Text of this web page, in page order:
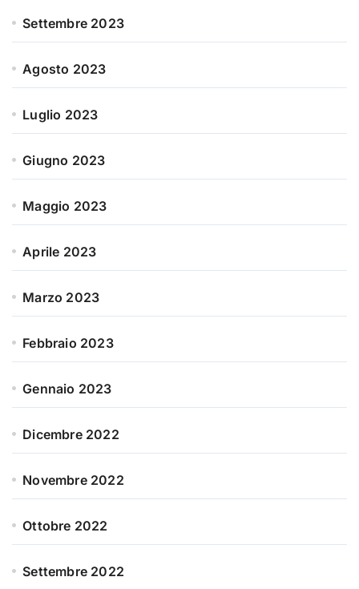
Settembre 2023
Agosto 2023
Luglio 2023
Giugno 2023
Maggio 2023
Aprile 2023
Marzo 2023
Febbraio 2023
Gennaio 2023
Dicembre 2022
Novembre 2022
Ottobre 2022
Settembre 2022